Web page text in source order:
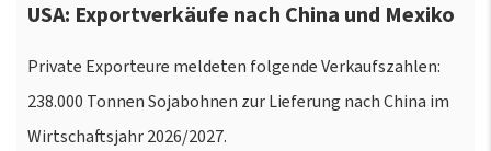
USA: Exportverkäufe nach China und Mexiko
Private Exporteure meldeten folgende Verkaufszahlen:
238.000 Tonnen Sojabohnen zur Lieferung nach China im
Wirtschaftsjahr 2026/2027.